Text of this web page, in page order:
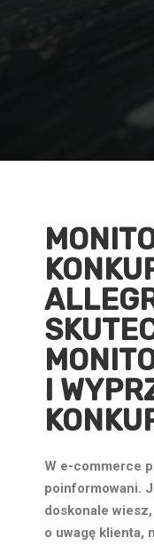
I
W e-commerce
poinformowani.
doskonale
o uwagę klienta,